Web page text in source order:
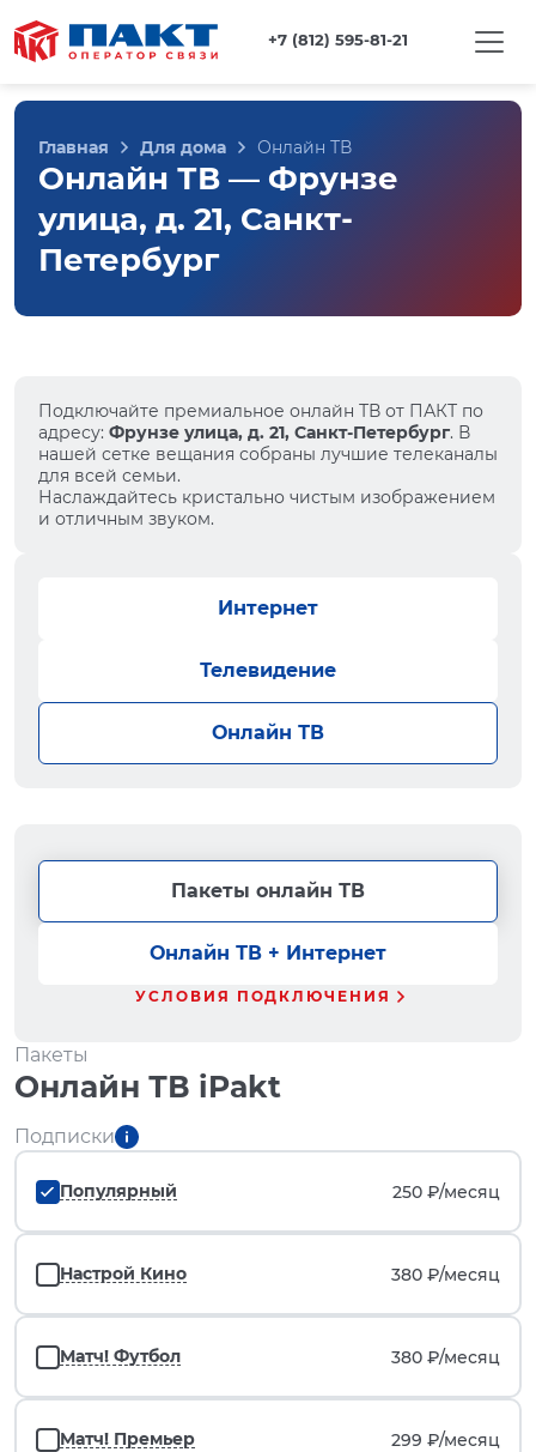
+7 (812) 595-81-21
Главная Для дома Онлайн ТВ
Онлайн ТВ — Фрунзе
улица, д. 21, Санкт-
Петербург
Подключайте премиальное онлайн ТВ от ПАКТ по
адресу: Фрунзе улица, д. 21, Санкт-Петербург. В
нашей сетке вещания собраны лучшие телеканалы
для всей семьи.
Наслаждайтесь кристально чистым изображением
и отличным звуком.
Интернет
Телевидение
Онлайн ТВ
Пакеты онлайн ТВ
Онлайн ТВ + Интернет
УСЛОВИЯ ПОДКЛЮЧЕНИЯ
Пакеты
Онлайн ТВ iPakt
Подписки
Популярный 250 ₽/месяц
Настрой Кино 380 ₽/месяц
Матч! Футбол 380 ₽/месяц
Матч! Премьер 299 ₽/месяц